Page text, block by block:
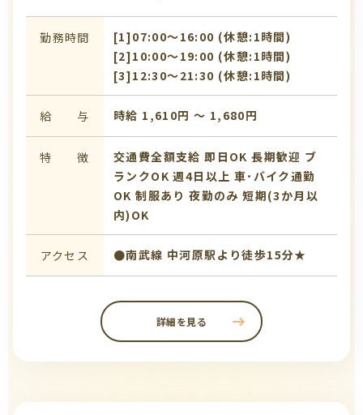
勤務時間
[1]07:00〜16:00 (休憩:1時間)
[2]10:00〜19:00 (休憩:1時間)
[3]12:30〜21:30 (休憩:1時間)
給 与 時給 1,610円 〜 1,680円
特 徴 交通費全額支給 即日OK 長期歓迎 ブ
ランクOK 週4日以上 車･バイク通勤
OK 制服あり 夜勤のみ 短期(3か月以
内)OK
アクセス ●南武線 中河原駅より徒歩15分★
詳細を見る